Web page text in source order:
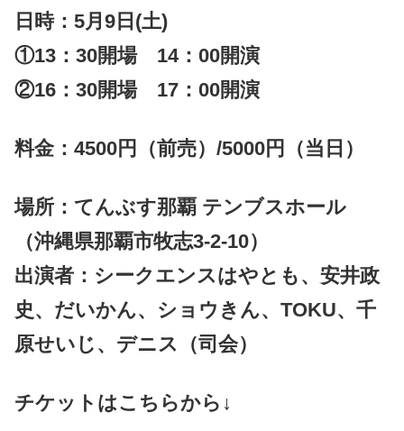
日時：5月9日(土)
①13：30開場 14：00開演
②16：30開場 17：00開演
料金：4500円（前売）/5000円（当日）
場所：てんぶす那覇 テンブスホール
（沖縄県那覇市牧志3-2-10）
出演者：シークエンスはやとも、安井政
史、だいかん、ショウきん、TOKU、千
原せいじ、デニス（司会）
チケットはこちらから↓